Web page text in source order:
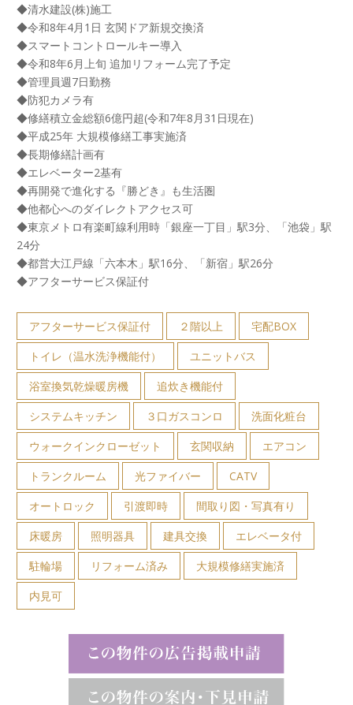
◆清水建設(株)施工
◆令和8年4月1日 玄関ドア新規交換済
◆スマートコントロールキー導入
◆令和8年6月上旬 追加リフォーム完了予定
◆管理員週7日勤務
◆防犯カメラ有
◆修繕積立金総額6億円超(令和7年8月31日現在)
◆平成25年 大規模修繕工事実施済
◆長期修繕計画有
◆エレベーター2基有
◆再開発で進化する『勝どき』も生活圏
◆他都心へのダイレクトアクセス可
◆東京メトロ有楽町線利用時「銀座一丁目」駅3分、「池袋」駅
24分
◆都営大江戸線「六本木」駅16分、「新宿」駅26分
◆アフターサービス保証付
アフターサービス保証付 ２階以上
宅配BOX
トイレ（温水洗浄機能付）
ユニットバス
浴室換気乾燥暖房機
追炊き機能付
システムキッチン
３口ガスコンロ
洗面化粧台
ウォークインクローゼット
玄関収納
エアコン
トランクルーム
光ファイバー
CATV
オートロック
引渡即時
間取り図・写真有り
床暖房
照明器具 建具交換
エレベータ付
駐輪場
リフォーム済み
大規模修繕実施済
内見可